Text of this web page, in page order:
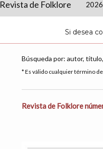
Revista de Folklore
Si desea
Búsqueda por: autor,
* Es válido cualquier término
Revista de Folklore